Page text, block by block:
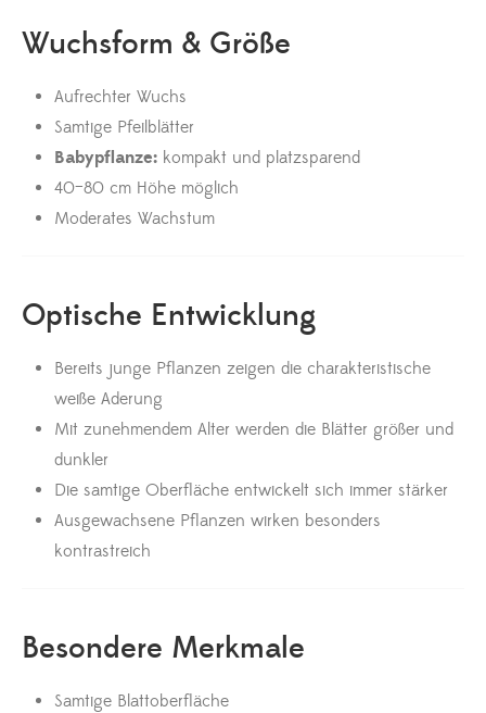
Wuchsform & Größe
Aufrechter Wuchs
Samtige Pfeilblätter
Babypflanze: kompakt und platzsparend
40–80 cm Höhe möglich
Moderates Wachstum
Optische Entwicklung
Bereits junge Pflanzen zeigen die charakteristische
weiße Aderung
Mit zunehmendem Alter werden die Blätter größer und
dunkler
Die samtige Oberfläche entwickelt sich immer stärker
Ausgewachsene Pflanzen wirken besonders
kontrastreich
Besondere Merkmale
Samtige Blattoberfläche